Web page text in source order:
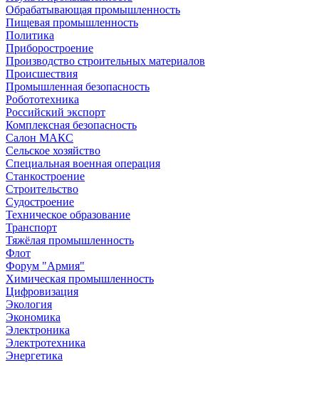
Обрабатывающая промышленность
Пищевая промышленность
Политика
Приборостроение
Производство строительных материалов
Происшествия
Промышленная безопасность
Робототехника
Российский экспорт
Комплексная безопасность
Салон МАКС
Сельское хозяйство
Специальная военная операция
Станкостроение
Строительство
Судостроение
Техническое образование
Транспорт
Тяжёлая промышленность
Флот
Форум "Армия"
Химическая промышленность
Цифровизация
Экология
Экономика
Электроника
Электротехника
Энергетика